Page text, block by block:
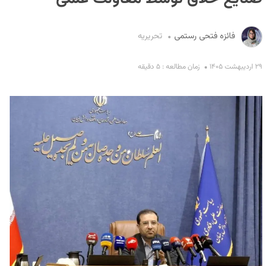
فائزه فتحی رستمی تحریریه
۲۹ اردیبهشت ۱۴۰۵ زمان مطالعه : ۵ دقیقه